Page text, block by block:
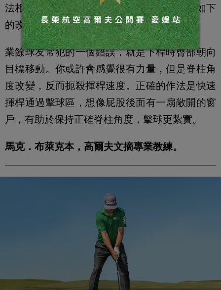
法相當程度影響他的揮桿品質。他需要做出如下
的改變，包括改善揮桿通過擊球區的品質。
業餘球友常犯的一個錯誤，就是下桿時臀部朝向
目標移動。你或許會感覺很有力量，但是脊柱角
度改變，反而扼殺揮桿速度。正確的作法是快速
揮桿通過擊球區，想像屁股後面有一扇敞開的窗
戶，有助於保持正確脊柱角度，擊球更紮實。
馬克．布萊克本，高爾夫文摘專業教練。